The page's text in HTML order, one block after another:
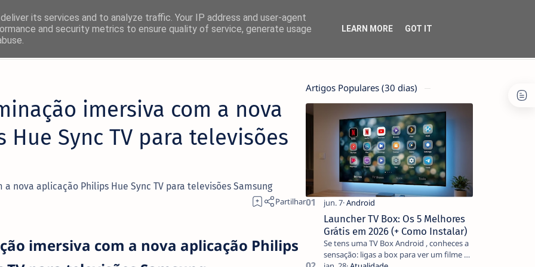
×
🚀
favoritas:
imersiva com a nova
Sync TV para televisões
nova aplicação Philips Hue Sync TV para televisões Samsung
imersiva com a nova aplicação Philips
Artigos Populares (30 dias)
Launcher TV Box: Os 5 Melhores
Grátis em 2026 (+ Como Instalar)
Se tens uma TV Box Android , conheces a
sensação: ligas a box para ver um filme e
its services and to analyze traffic. Your IP address and user-agent
and security metrics to ensure quality of service, generate usage
LEARN MORE GOT IT